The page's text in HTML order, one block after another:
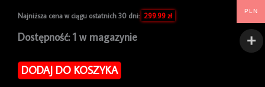
Najniższa cena w ciągu ostatnich 30 dni: 299.99 zł
Dostępność: 1 w magazynie
ilość
piłkarska
Real
DODAJ DO KOSZYKA
PLN